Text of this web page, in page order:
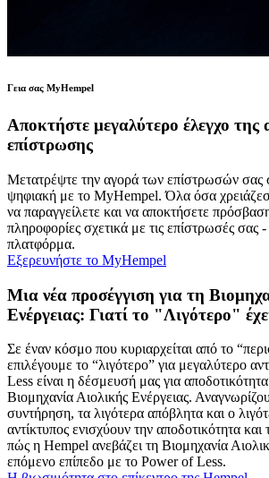
Γεια σας MyHempel
Αποκτήστε μεγαλύτερο έλεγχο της
επίστρωσης
Μετατρέψτε την αγορά των επίστρωσών σας
ψηφιακή με το MyHempel. Όλα όσα
να παραγγείλετε και να αποκτήσετε
πληροφορίες σχετικά με τις επίστρωσές σας
πλατφόρμα.
Εξερευνήστε το MyHempel
Μια νέα προσέγγιση για τη
Ενέργειας: Γιατί το "Λιγότερο"
Σε έναν κόσμο που κυριαρχείται από το
επιλέγουμε το “λιγότερο” για μεγαλύτερο
Less είναι η δέσμευσή μας για
Βιομηχανία Αιολικής Ενέργειας.
συντήρηση, τα λιγότερα απόβλητα και ο
αντίκτυπος ενισχύουν την αποδοτικότητα και
πώς η Hempel ανεβάζει τη Βιομηχανία
επόμενο επίπεδο με το Power of Less.